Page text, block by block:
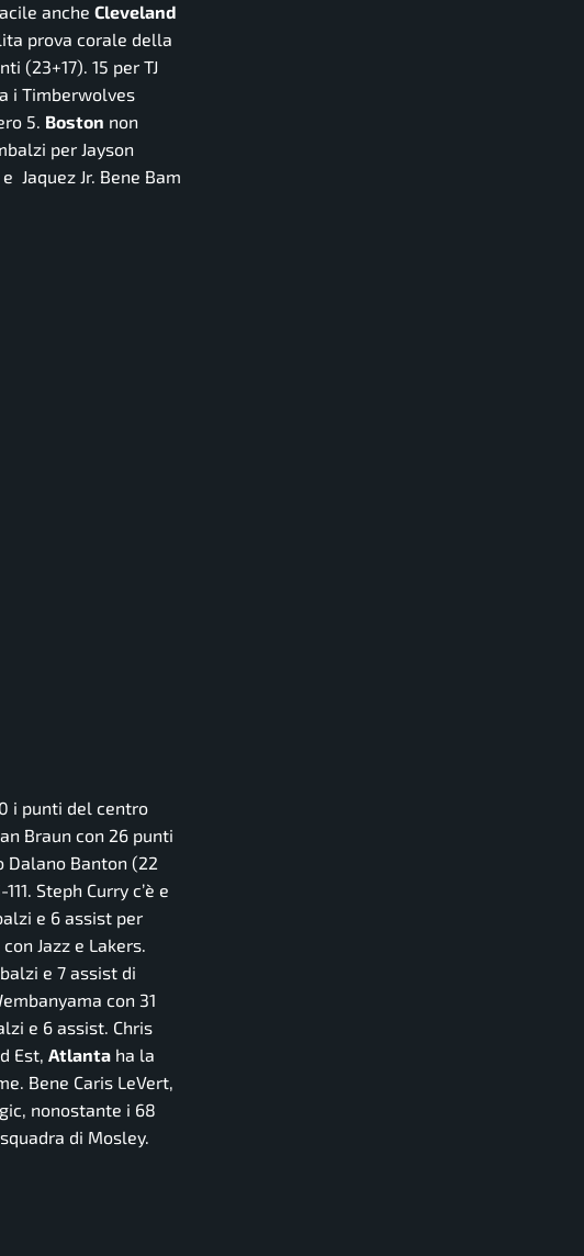
anche Cleveland
prova corale della
(23+17). 15 per TJ
i Timberwolves
5. Boston non
per Jayson
Jaquez Jr. Bene Bam
i punti del centro
Braun con 26 punti
Dalano Banton (22
Steph Curry c’è e
e 6 assist per
Jazz e Lakers.
e 7 assist di
con 31
e 6 assist. Chris
Est, Atlanta ha la
Bene Caris LeVert,
nonostante i 68
di Mosley.